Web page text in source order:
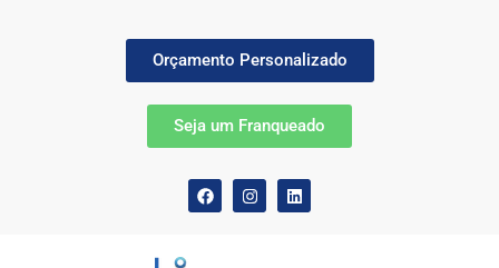
Orçamento Personalizado
Seja um Franqueado